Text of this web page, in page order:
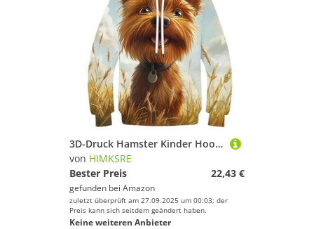
3D-Druck Hamster Kinder Hoodie Jungen Mädchen Sweatshirt Hoodies Pullover Langarm 11-13Y(Style-9,140)
von HIMKSRE
Bester Preis
22,43 €
gefunden bei Amazon
zuletzt überprüft am 27.09.2025 um 00:03; der
Preis kann sich seitdem geändert haben.
Keine weiteren Anbieter